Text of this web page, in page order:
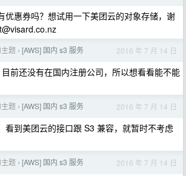
优惠券吗？想试用一下美团云的对象存储，谢
题 › [AWS] 国内 s3 服务 2016 年 7 月 14 日
前还没有在国内注册公司，所以想看看能不能
题 › [AWS] 国内 s3 服务 2016 年 7 月 14 日
看到美团云的接口跟 S3 兼容，就暂时不考虑
题 › [AWS] 国内 s3 服务 2016 年 7 月 14 日